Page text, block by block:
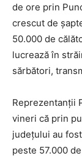
de ore prin
crescut de
50.000 de
lucrează în
sărbători,
Reprezentanţii
vineri că prin
judeţului au
peste 57.000